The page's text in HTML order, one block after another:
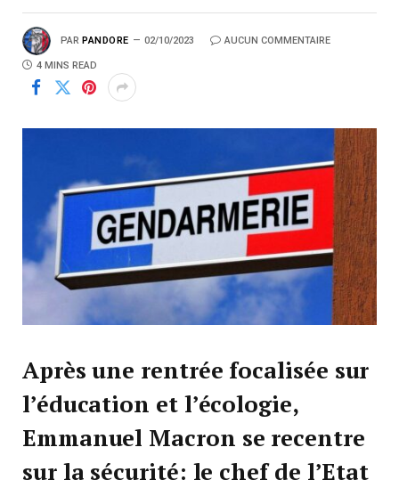
PAR PANDORE 02/10/2023 AUCUN COMMENTAIRE
4 MINS READ
Après une rentrée focalisée sur
l’éducation et l’écologie,
Emmanuel Macron se recentre
sur la sécurité: le chef de l’Etat